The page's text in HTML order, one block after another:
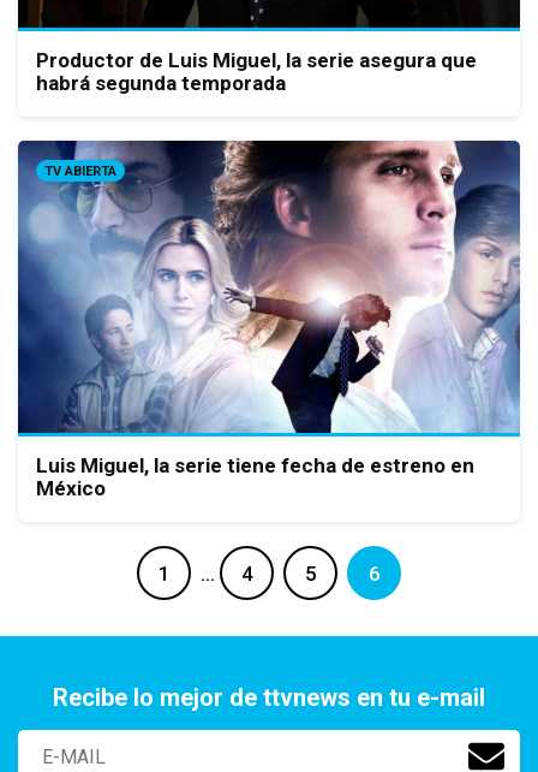
Productor de Luis Miguel, la serie asegura que
habrá segunda temporada
TV ABIERTA
Luis Miguel, la serie tiene fecha de estreno en
México
1 … 4 5 6
Recibe lo mejor de ttvnews en tu e-mail